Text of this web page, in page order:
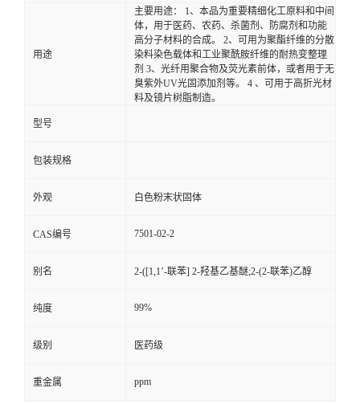
用途
主要用途： 1、本品为重要精细化工原料和中间
体，用于医药、农药、杀菌剂、防腐剂和功能
高分子材料的合成。 2、可用为聚酯纤维的分散
染料染色载体和工业聚酰胺纤维的耐热变整理
剂 3、光纤用聚合物及荧光素前体，或者用于无
臭紫外UV光固添加剂等。 4 、可用于高折光材
料及镜片树脂制造。
型号
包装规格
外观 白色粉末状固体
CAS编号 7501-02-2
别名 2-([1,1’-联苯] 2-羟基乙基醚;2-(2-联苯)乙醇
纯度 99%
级别 医药级
重金属 ppm